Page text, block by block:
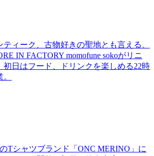
ィーク、古物好きの聖地とも言える、
IN FACTORY momofune sokoがリニ
初日はフード、ドリンクを楽しめる22時
Tシャツブランド「ONC MERINO」に